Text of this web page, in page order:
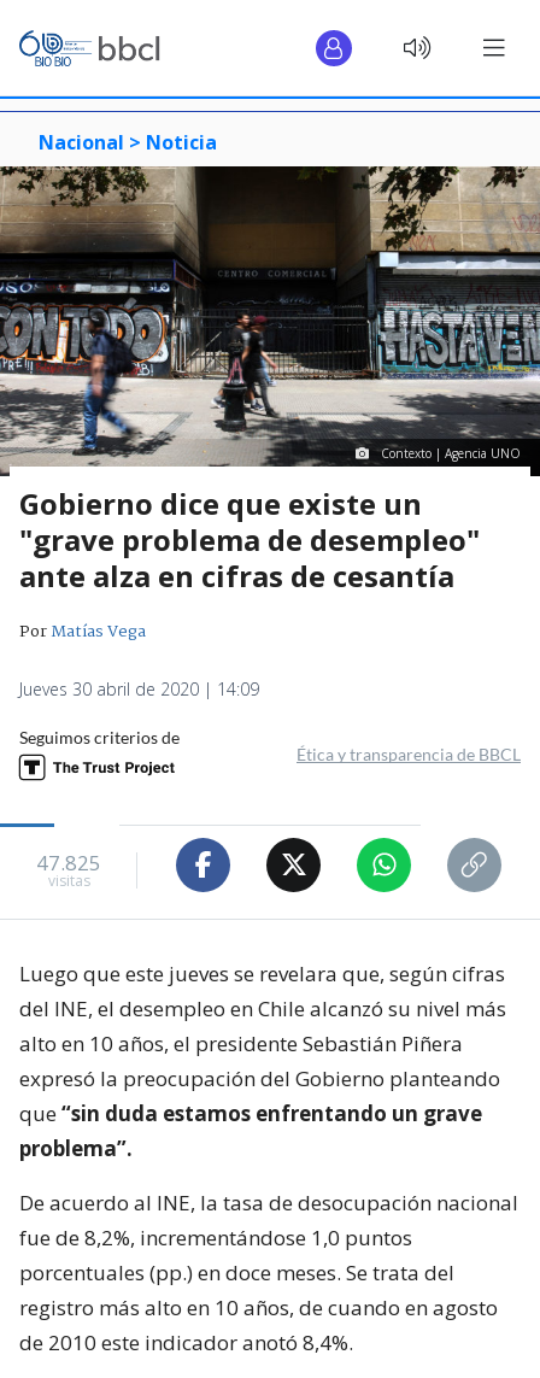
Nacional > Noticia
Contexto | Agencia UNO
Gobierno dice que existe un
"grave problema de desempleo"
ante alza en cifras de cesantía
PorMatías Vega
Jueves 30 abril de 2020 | 14:09
Seguimos criterios de
Ética y transparencia de BBCL
47.825
visitas
Luego que este jueves se revelara que, según cifras
del INE, el desempleo en Chile alcanzó su nivel más
alto en 10 años, el presidente Sebastián Piñera
expresó la preocupación del Gobierno planteando
que“sin duda estamos enfrentando un grave
problema”.
De acuerdo al INE, la tasa de desocupación nacional
fue de 8,2%, incrementándose 1,0 puntos
porcentuales (pp.) en doce meses. Se trata del
registro más alto en 10 años, de cuando en agosto
de 2010 este indicador anotó 8,4%.